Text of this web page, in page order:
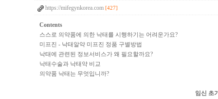
https://mifegynkorea.com [427]
Contents
스스로 의약품에 의한 낙태를 시행하기는 어려운가요?
미프진 - 낙태알약 미프진 정품 구별방법
낙태에 관련된 정보서비스가 왜 필요할까요?
낙태수술과 낙태약 비교
의약품 낙태는 무엇입니까?
임신 초